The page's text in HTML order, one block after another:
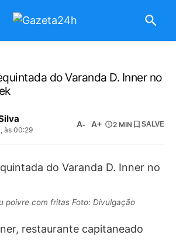
do Varanda D. Inner no
às 00:29
A- A+ 2 MIN SALVE
poivre com fritas Foto: Divulgação
restaurante capitaneado